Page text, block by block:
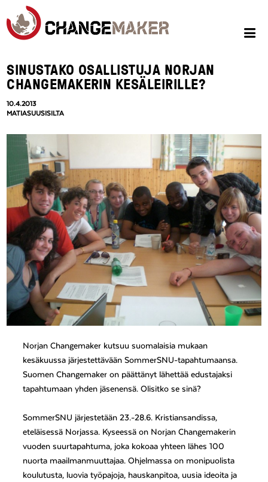
SINUSTAKO OSALLISTUJA NORJAN
CHANGEMAKERIN KESÄLEIRILLE?
10.4.2013
MATIASUUSISILTA
Norjan Changemaker kutsuu suomalaisia mukaan
kesäkuussa järjestettävään SommerSNU-tapahtumaansa.
Suomen Changemaker on päättänyt lähettää edustajaksi
tapahtumaan yhden jäsenensä. Olisitko se sinä?
SommerSNU järjestetään 23.-28.6. Kristiansandissa,
eteläisessä Norjassa. Kyseessä on Norjan Changemakerin
vuoden suurtapahtuma, joka kokoaa yhteen lähes 100
nuorta maailmanmuuttajaa. Ohjelmassa on monipuolista
koulutusta, luovia työpajoja, hauskanpitoa, uusia ideoita ja